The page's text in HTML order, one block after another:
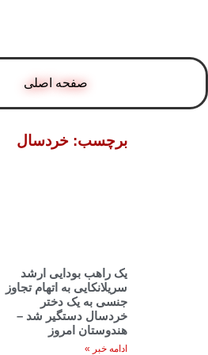
صفحه اصلی
برچسب: خردسال
یک راهب بودایی ارشد
سریلانکایی به اتهام تجاوز
جنسی به یک دختر
خردسال دستگیر شد –
هندوستان امروز
ادامه خبر »